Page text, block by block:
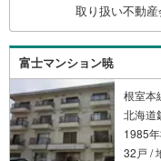
取り扱い不動
富士マンション暁
根室本
北海道
1985
32戸 /